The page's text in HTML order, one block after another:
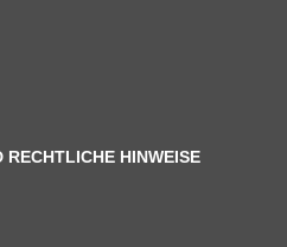
RECHTLICHE HINWEISE